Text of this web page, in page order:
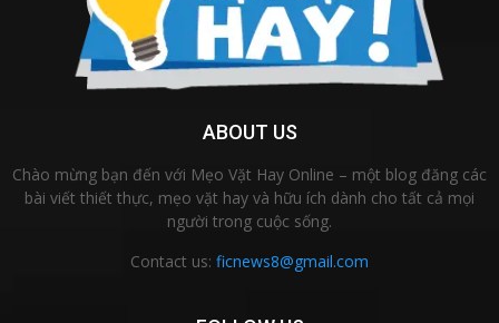
ABOUT US
Chào mừng bạn đến với Mẹo Vặt Hay Online – một blog đăng các
bài viết thiết thực, mẹo vặt hay và hữu ích dành cho tất cả mọi
người trong cuộc sống.
Contact us: ficnews8@gmail.com